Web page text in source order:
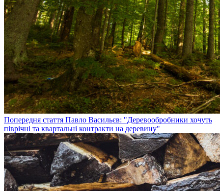
Попередня стаття Павло Васильєв: "Деревообробники хочуть
піврічні та квартальні контракти на деревину"